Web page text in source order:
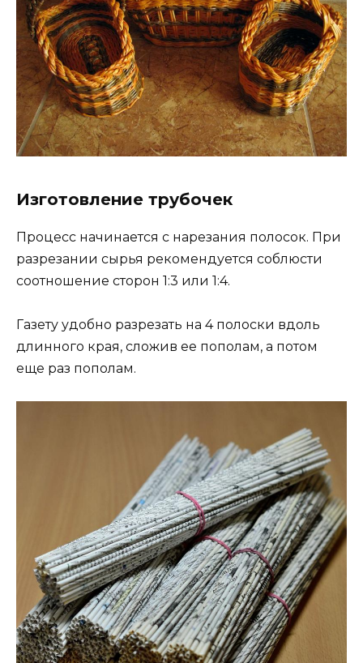
Изготовление трубочек
Процесс начинается с нарезания полосок. При
разрезании сырья рекомендуется соблюсти
соотношение сторон 1:3 или 1:4.
Газету удобно разрезать на 4 полоски вдоль
длинного края, сложив ее пополам, а потом
еще раз пополам.